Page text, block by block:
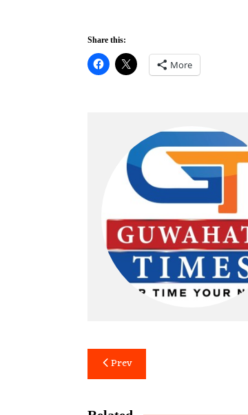
Share this:
More
Post
navigation
Prev